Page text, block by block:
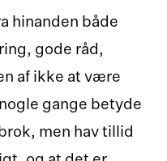
hinanden både
gode råd,
af ikke at være
gange betyde
men hav tillid